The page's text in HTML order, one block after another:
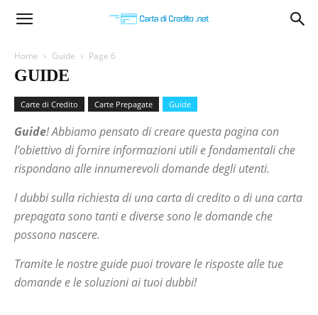
Carta
Home Guide Page 6
GUIDE
Carte di Credito Carte Prepagate Guide
Guide! Abbiamo pensato di creare questa pagina con
l’obiettivo di fornire informazioni utili e fondamentali che
rispondano alle innumerevoli domande degli utenti.
I dubbi sulla richiesta di una carta di credito o di una carta
prepagata sono tanti e diverse sono le domande che
possono nascere.
Tramite le nostre guide puoi trovare le risposte alle tue
domande e le soluzioni ai tuoi dubbi!